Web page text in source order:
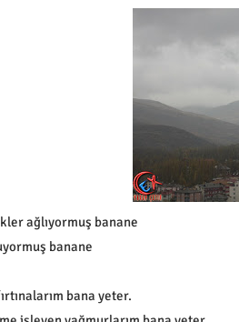
ağlıyormuş banane
banane
bana yeter.